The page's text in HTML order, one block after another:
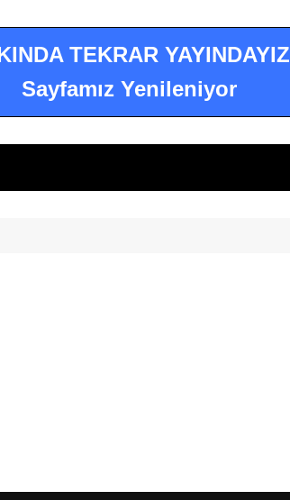
TEKRAR YAYINDAYIZ
Sayfamız Yenileniyor